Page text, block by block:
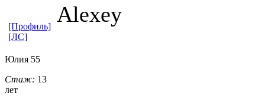
Alexey
[Профиль]
[ЛС]
Юлия 55
Стаж: 13
лет